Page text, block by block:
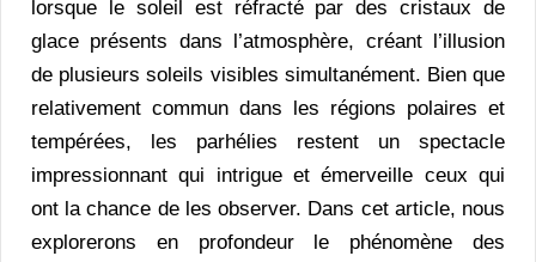
lorsque le soleil est réfracté par des cristaux de
glace présents dans l’atmosphère, créant l’illusion
de plusieurs soleils visibles simultanément. Bien que
relativement commun dans les régions polaires et
tempérées, les parhélies restent un spectacle
impressionnant qui intrigue et émerveille ceux qui
ont la chance de les observer. Dans cet article, nous
explorerons en profondeur le phénomène des